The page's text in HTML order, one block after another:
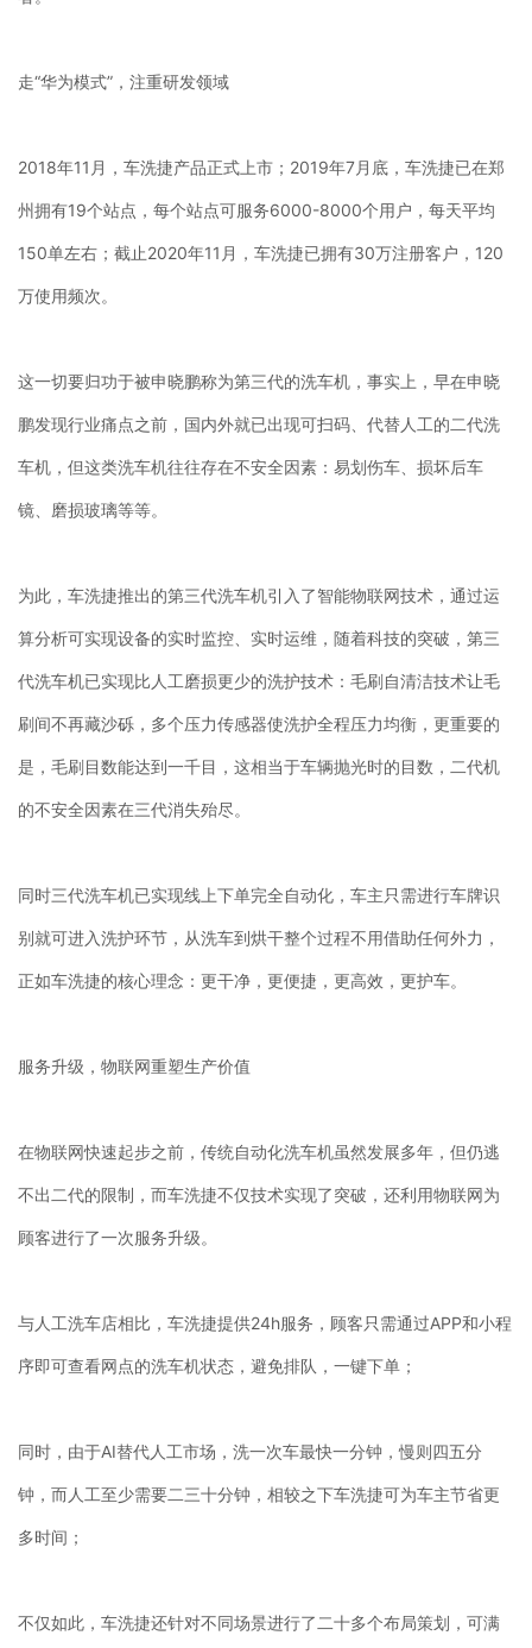
走“华为模式”，注重研发领域
2018年11月，车洗捷产品正式上市；2019年7月底，车洗捷已在郑
州拥有19个站点，每个站点可服务6000-8000个用户，每天平均
150单左右；截止2020年11月，车洗捷已拥有30万注册客户，120
万使用频次。
这一切要归功于被申晓鹏称为第三代的洗车机，事实上，早在申晓
鹏发现行业痛点之前，国内外就已出现可扫码、代替人工的二代洗
车机，但这类洗车机往往存在不安全因素：易划伤车、损坏后车
镜、磨损玻璃等等。
为此，车洗捷推出的第三代洗车机引入了智能物联网技术，通过运
算分析可实现设备的实时监控、实时运维，随着科技的突破，第三
代洗车机已实现比人工磨损更少的洗护技术：毛刷自清洁技术让毛
刷间不再藏沙砾，多个压力传感器使洗护全程压力均衡，更重要的
是，毛刷目数能达到一千目，这相当于车辆抛光时的目数，二代机
的不安全因素在三代消失殆尽。
同时三代洗车机已实现线上下单完全自动化，车主只需进行车牌识
别就可进入洗护环节，从洗车到烘干整个过程不用借助任何外力，
正如车洗捷的核心理念：更干净，更便捷，更高效，更护车。
服务升级，物联网重塑生产价值
在物联网快速起步之前，传统自动化洗车机虽然发展多年，但仍逃
不出二代的限制，而车洗捷不仅技术实现了突破，还利用物联网为
顾客进行了一次服务升级。
与人工洗车店相比，车洗捷提供24h服务，顾客只需通过APP和小程
序即可查看网点的洗车机状态，避免排队，一键下单；
同时，由于AI替代人工市场，洗一次车最快一分钟，慢则四五分
钟，而人工至少需要二三十分钟，相较之下车洗捷可为车主节省更
多时间；
不仅如此，车洗捷还针对不同场景进行了二十多个布局策划，可满